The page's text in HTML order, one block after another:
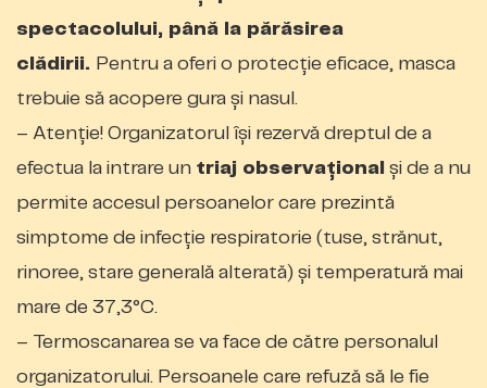
spectacolului, până la părăsirea
clădirii. Pentru a oferi o protecție eficace, masca
trebuie să acopere gura și nasul.
– Atenție! Organizatorul își rezervă dreptul de a
efectua la intrare un triaj observațional și de a nu
permite accesul persoanelor care prezintă
simptome de infecție respiratorie (tuse, strănut,
rinoree, stare generală alterată) şi temperatură mai
mare de 37,3°C.
– Termoscanarea se va face de către personalul
organizatorului. Persoanele care refuză să le fie